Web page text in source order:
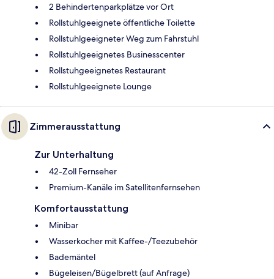
2 Behindertenparkplätze vor Ort
Rollstuhlgeeignete öffentliche Toilette
Rollstuhlgeeigneter Weg zum Fahrstuhl
Rollstuhlgeeignetes Businesscenter
Rollstuhgeeignetes Restaurant
Rollstuhlgeeignete Lounge
Zimmerausstattung
Zur Unterhaltung
42-Zoll Fernseher
Premium-Kanäle im Satellitenfernsehen
Komfortausstattung
Minibar
Wasserkocher mit Kaffee-/Teezubehör
Bademäntel
Bügeleisen/Bügelbrett (auf Anfrage)